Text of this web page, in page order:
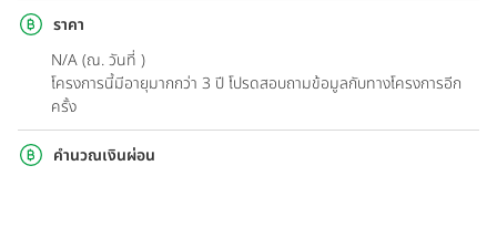
ราคา
N/A (ณ. วันที่ )
โครงการนี้มีอายุมากกว่า 3 ปี โปรดสอบถามข้อมูลกับทางโครงการอีก
ครั้ง
คำนวณเงินผ่อน